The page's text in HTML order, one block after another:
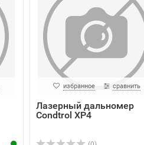
избранное сравнить
Лазерный дальномер
Condtrol XP4